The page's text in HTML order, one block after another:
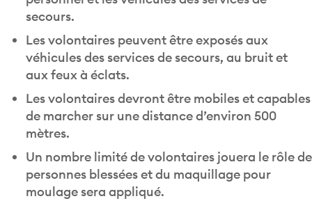
secours.
Les volontaires peuvent être exposés aux
véhicules des services de secours, au bruit et
aux feux à éclats.
Les volontaires devront être mobiles et capables
de marcher sur une distance d’environ 500
mètres.
Un nombre limité de volontaires jouera le rôle de
personnes blessées et du maquillage pour
moulage sera appliqué.